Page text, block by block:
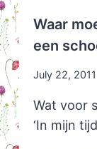
Waar
een
July 22, 2011
Wat voor
‘In mijn